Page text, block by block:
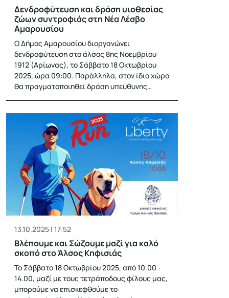
Δενδροφύτευση και δράση υιοθεσίας
ζώων συντροφιάς στη Νέα Λέσβο
Αμαρουσίου
Ο Δήμος Αμαρουσίου διοργανώνει
δενδροφύτευση στο άλσος 8ης Νοεμβρίου
1912 (Αρίωνας), το Σάββατο 18 Οκτωβρίου
2025, ώρα 09:00. Παράλληλα, στον ίδιο χώρο
θα πραγματοποιηθεί δράση υπεύθυνης…
13.10.2025 | 17:52
Bλέπουμε και Σώζουμε μαζί για καλό
σκοπό στο Άλσος Κηφισιάς
Το Σάββατο 18 Οκτωβρίου 2025, από 10.00 -
14.00, μαζί με τους τετράποδους φίλους μας,
μπορούμε να επισκεφθούμε το